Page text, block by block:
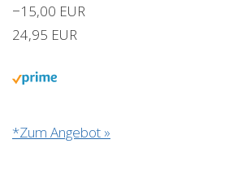
−15,00 EUR
24,95 EUR
*Zum Angebot »